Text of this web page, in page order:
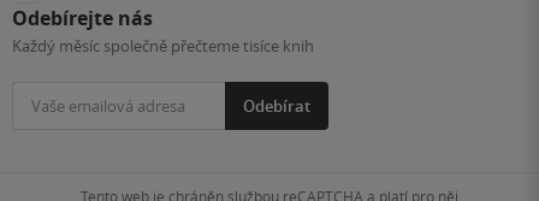
Odebírejte nás
Každý měsíc společně přečteme tisíce knih
Odebírat
Tento web je chráněn službou reCAPTCHA a platí pro něj